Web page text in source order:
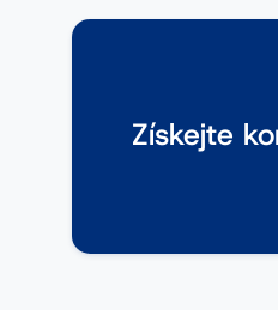
Získejte